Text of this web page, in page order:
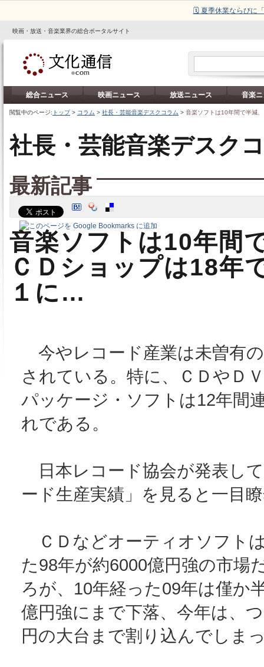
🗓️ 夏季休業ならびに
映画・放送・音楽業界の総合ポータルサイト
総合ニュース 映画ニュース 放送ニュース 音楽
閲覧中のページ: トップ> コラム > 社長・芸能音楽デスクコラム > 音楽ソフトは10年間で半減
社長・芸能音楽デスク
最新記事
音楽ソフトは10年間
ＣＤショップは18年
１に…
今やレコード産業は未曽有
されている。特に、ＣＤやＤ
パッケージ・ソフトは12年間
れである。
日本レコード協会が発表し
ード生産実績」を見ると一目
ＣＤなどオーティオソフト
た98年が約6000億円強の市場
ろが、10年経った09年は僅か
億円強にまで下落、今年は、
円の大台まで割り込んでしま